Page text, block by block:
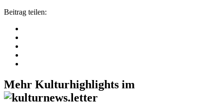
Beitrag teilen:
Mehr Kulturhighlights im